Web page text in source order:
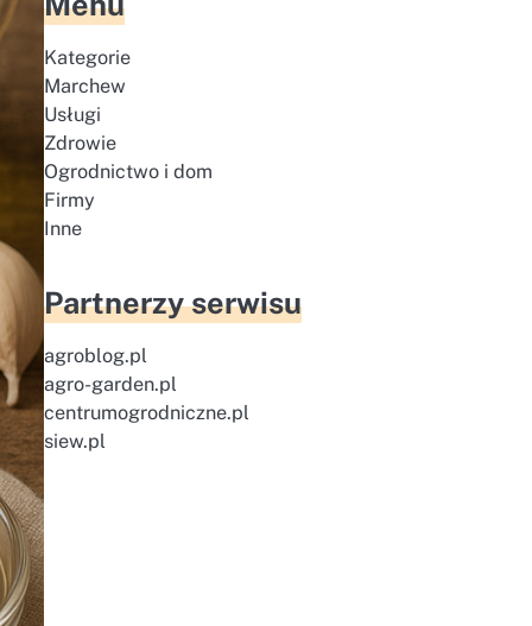
Kategorie
Marchew
Usługi
Zdrowie
Ogrodnictwo i dom
Firmy
Inne
Partnerzy serwisu
agroblog.pl
agro-garden.pl
centrumogrodniczne.pl
siew.pl